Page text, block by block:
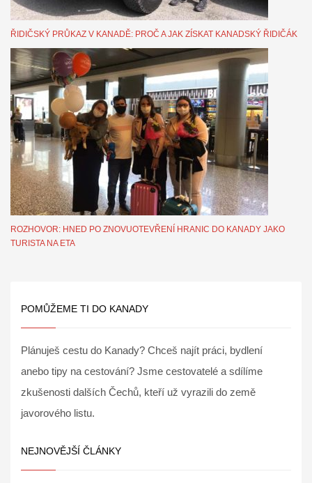
ŘIDIČSKÝ PRŮKAZ V KANADĚ: PROČ A JAK ZÍSKAT KANADSKÝ ŘIDIČÁK
ROZHOVOR: HNED PO ZNOVUOTEVŘENÍ HRANIC DO KANADY JAKO
TURISTA NA ETA
POMŮŽEME TI DO KANADY
Plánuješ cestu do Kanady? Chceš najít práci, bydlení
anebo tipy na cestování? Jsme cestovatelé a sdílíme
zkušenosti dalších Čechů, kteří už vyrazili do země
javorového listu.
NEJNOVĚJŠÍ ČLÁNKY